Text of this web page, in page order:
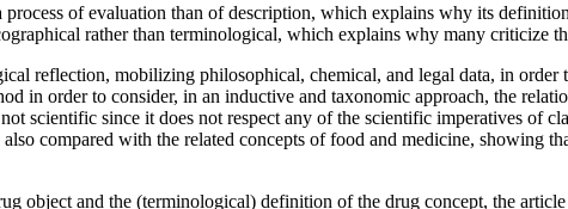
of evaluation than of description, which explains why its
rather than terminological, which explains why many criticize
reflection, mobilizing philosophical, chemical, and legal data, in
in order to consider, in an inductive and taxonomic approach, the
scientific since it does not respect any of the scientific imperatives of
compared with the related concepts of food and medicine, showing
object and the (terminological) definition of the drug concept, the